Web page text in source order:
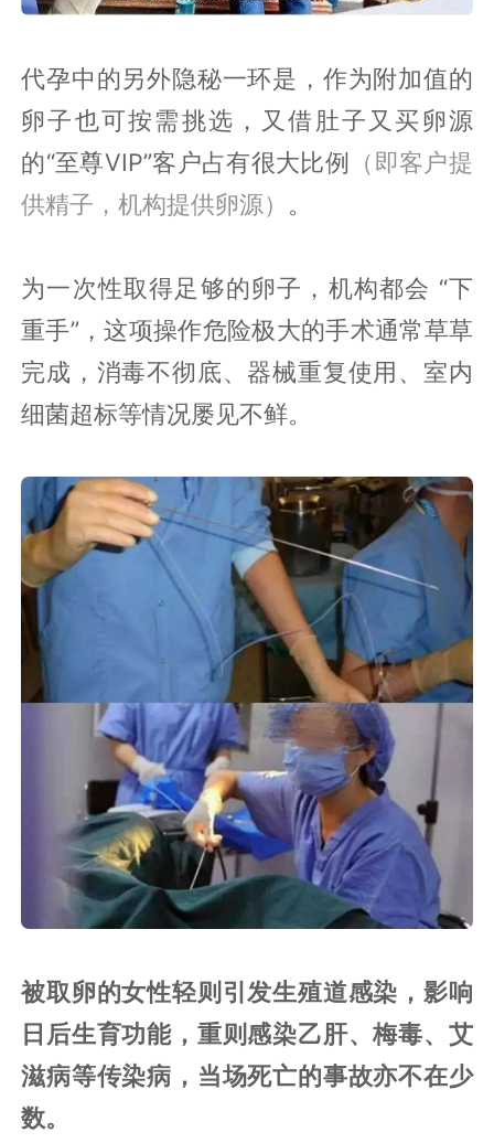
代孕中的另外隐秘一环是，作为附加值的
卵子也可按需挑选，又借肚子又买卵源
的“至尊VIP”客户占有很大比例 （即客户提
供精子，机构提供卵源） 。
为一次性取得足够的卵子，机构都会 “下
重手”，这项操作危险极大的手术通常草草
完成，消毒不彻底、器械重复使用、室内
细菌超标等情况屡见不鲜。
被取卵的女性轻则引发生殖道感染，影响
日后生育功能，重则感染乙肝、梅毒、艾
滋病等传染病，当场死亡的事故亦不在少
数。